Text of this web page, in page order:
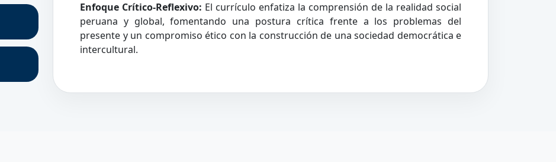
Enfoque Crítico-Reflexivo: El currículo enfatiza la comprensión de la realidad social
peruana y global, fomentando una postura crítica frente a los problemas del
presente y un compromiso ético con la construcción de una sociedad democrática e
intercultural.